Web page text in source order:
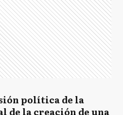
política de la
de la creación de una